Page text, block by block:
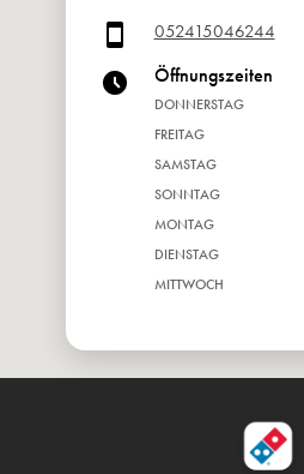
052415046244
Öffnungszeiten
DONNERSTAG
FREITAG
SAMSTAG
SONNTAG
MONTAG
DIENSTAG
MITTWOCH